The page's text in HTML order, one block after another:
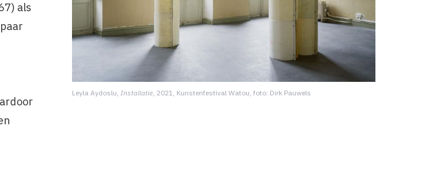
Leyla Aydoslu, Installatie , 2021, Kunstenfestival Watou, foto: Dirk Pauwels
als